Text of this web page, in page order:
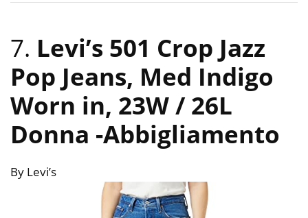
7. Levi’s 501 Crop Jazz
Pop Jeans, Med Indigo
Worn in, 23W / 26L
Donna -Abbigliamento
By Levi’s